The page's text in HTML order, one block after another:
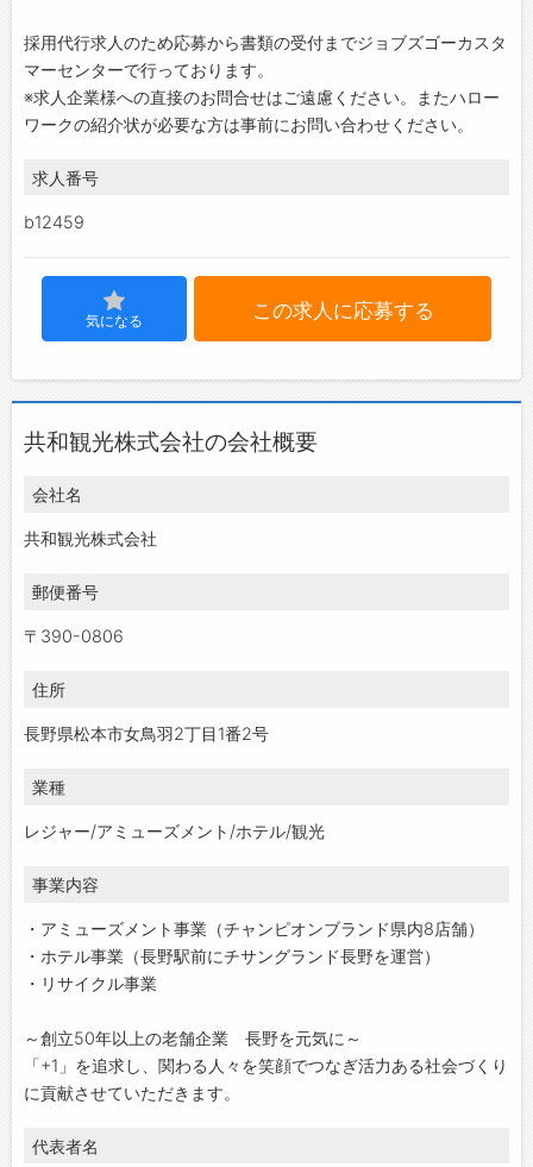
採用代行求人のため応募から書類の受付までジョブズゴーカスタ
マーセンターで行っております。
※求人企業様への直接のお問合せはご遠慮ください。またハロー
ワークの紹介状が必要な方は事前にお問い合わせください。
求人番号
b12459
気になる この求人に応募する
共和観光株式会社の会社概要
会社名
共和観光株式会社
郵便番号
〒390-0806
住所
長野県松本市女鳥羽2丁目1番2号
業種
レジャー/アミューズメント/ホテル/観光
事業内容
・アミューズメント事業（チャンピオンブランド県内8店舗）
・ホテル事業（長野駅前にチサングランド長野を運営）
・リサイクル事業
～創立50年以上の老舗企業 長野を元気に～
「+1」を追求し、関わる人々を笑顔でつなぎ活力ある社会づくり
に貢献させていただきます。
代表者名